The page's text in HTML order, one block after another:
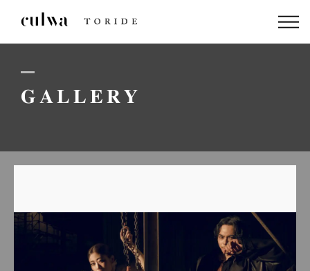
GALLERY
ABOUT US
PACKAGE
STAFF
BLOG